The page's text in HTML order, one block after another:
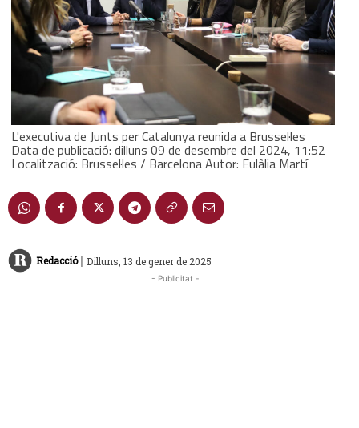
L'executiva de Junts per Catalunya reunida a Brussel·les
Data de publicació: dilluns 09 de desembre del 2024, 11:52
Localització: Brussel·les / Barcelona Autor: Eulàlia Martí
Redacció | Dilluns, 13 de gener de 2025
- Publicitat -